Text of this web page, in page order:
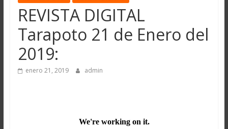
REVISTA DIGITAL
Tarapoto 21 de Enero del
2019:
enero 21, 2019 admin